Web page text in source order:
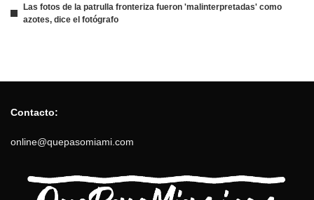
Las fotos de la patrulla fronteriza fueron 'malinterpretadas' como
azotes, dice el fotógrafo
Contacto:
online@quepasomiami.com